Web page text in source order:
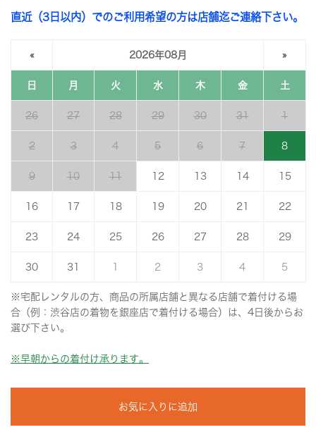
直近（3日以内）でのご利用希望の方は店舗迄ご連絡下さい。
« 2026年08月 »
日 月 火 水 木 金 土
26 27 28 29 30 31 1
2 3 4 5 6 7 8
9 10 11 12 13 14 15
16 17 18 19 20 21 22
23 24 25 26 27 28 29
30 31 2 3 4 5
※宅配レンタルの方、商品の所属店舗と異なる店舗で着付ける場
合（例：渋谷店の着物を銀座店で着付ける場合）は、4日後からお
選び下さい。
※早朝からの着付け承ります。
お気に入りに追加